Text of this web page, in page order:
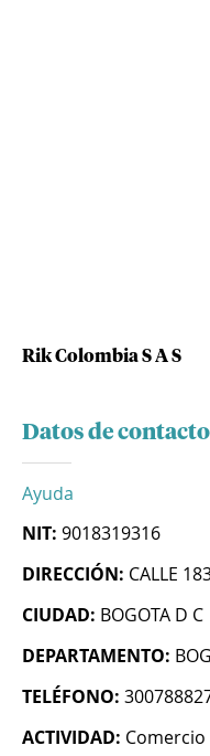
Rik Colombia S A S
Datos de
Ayuda
NIT: 9018319316
DIRECCIÓN: CALLE
CIUDAD: BOGOTA D C
DEPARTAMENTO:
TELÉFONO:
ACTIVIDAD: